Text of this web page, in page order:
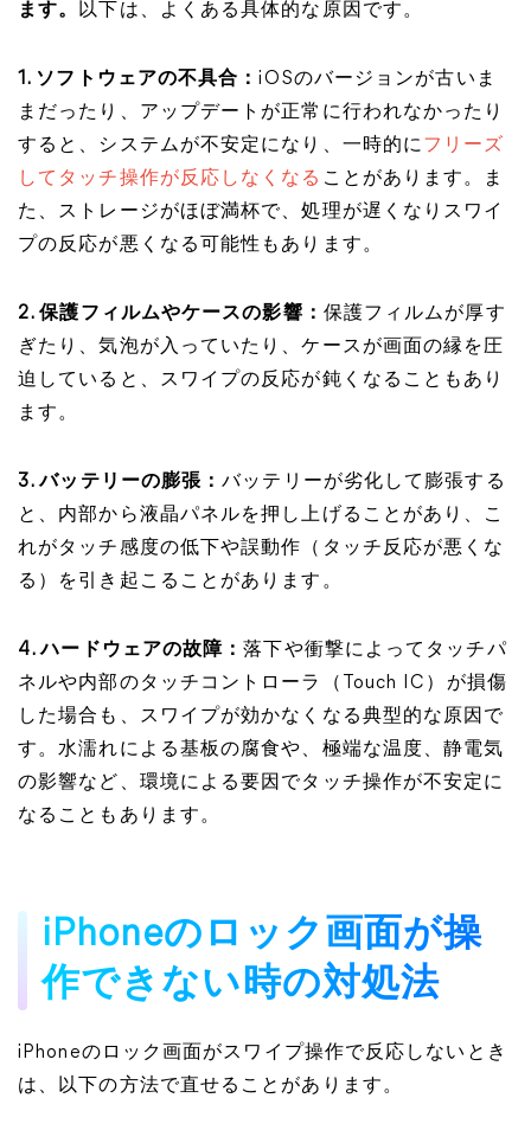
ます。 以下は、よくある具体的な原因です。
1. ソフトウェアの不具合：iOSのバージョンが古いま
まだったり、アップデートが正常に行われなかったり
すると、システムが不安定になり、一時的にフリーズ
してタッチ操作が反応しなくなる ことがあります。ま
た、ストレージがほぼ満杯で、処理が遅くなりスワイ
プの反応が悪くなる可能性もあります。
2. 保護フィルムやケースの影響： 保護フィルムが厚す
ぎたり、気泡が入っていたり、ケースが画面の縁を圧
迫していると、スワイプの反応が鈍くなることもあり
ます。
3. バッテリーの膨張：バッテリーが劣化して膨張する
と、内部から液晶パネルを押し上げることがあり、こ
れがタッチ感度の低下や誤動作（タッチ反応が悪くな
る）を引き起こることがあります。
4. ハードウェアの故障：落下や衝撃によってタッチパ
ネルや内部のタッチコントローラ（Touch IC）が損傷
した場合も、スワイプが効かなくなる典型的な原因で
す。水濡れによる基板の腐食や、極端な温度、静電気
の影響など、環境による要因でタッチ操作が不安定に
なることもあります。
iPhoneのロック画面が操
作できない時の対処法
iPhoneのロック画面がスワイプ操作で反応しないとき
は、以下の方法で直せることがあります。